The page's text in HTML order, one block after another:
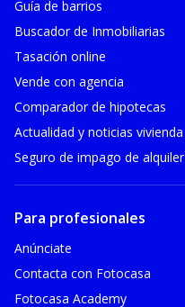
Guía de barrios
Buscador de Inmobiliarias
Tasación online
Vende con agencia
Comparador de hipotecas
Actualidad y noticias vivienda
Seguro de impago de alquiler
Para profesionales
Anúnciate
Contacta con Fotocasa
Fotocasa Academy